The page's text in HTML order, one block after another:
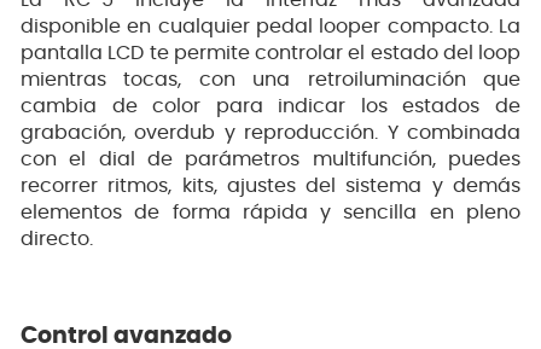
disponible en cualquier pedal looper compacto. La
pantalla LCD te permite controlar el estado del loop
mientras tocas, con una retroiluminación que
cambia de color para indicar los estados de
grabación, overdub y reproducción. Y combinada
con el dial de parámetros multifunción, puedes
recorrer ritmos, kits, ajustes del sistema y demás
elementos de forma rápida y sencilla en pleno
directo.
Control avanzado